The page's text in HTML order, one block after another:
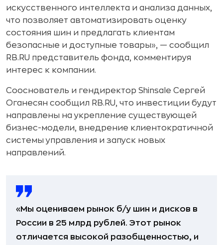
искусственного интеллекта и анализа данных,
что позволяет автоматизировать оценку
состояния шин и предлагать клиентам
безопасные и доступные товары», — сообщил
RB.RU представитель фонда, комментируя
интерес к компании.
Сооснователь и гендиректор Shinsale Сергей
Оганесян сообщил RB.RU, что инвестиции будут
направлены на укрепление существующей
бизнес-модели, внедрение клиентократичной
системы управления и запуск новых
направлений.
«Мы оцениваем рынок б/у шин и дисков в
России в 25 млрд рублей. Этот рынок
отличается высокой разобщенностью, и